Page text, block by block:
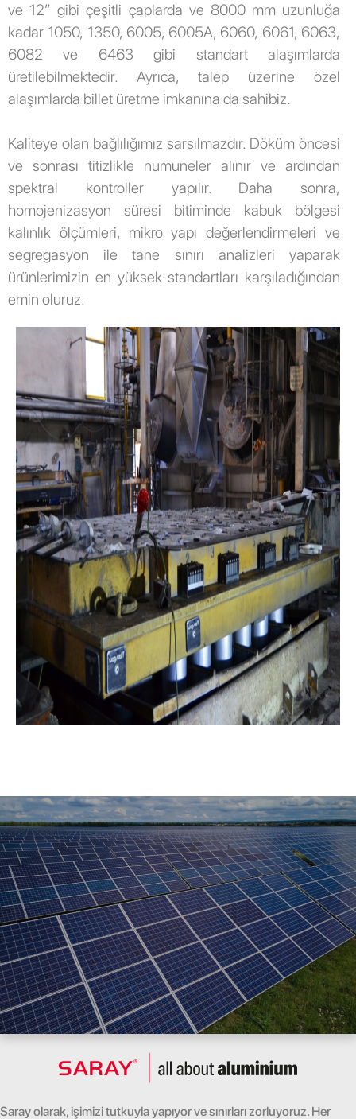
ve 12” gibi çeşitli çaplarda ve 8000 mm uzunluğa
kadar 1050, 1350, 6005, 6005A, 6060, 6061, 6063,
6082 ve 6463 gibi standart alaşımlarda
üretilebilmektedir. Ayrıca, talep üzerine özel
alaşımlarda billet üretme imkanına da sahibiz.
Kaliteye olan bağlılığımız sarsılmazdır. Döküm öncesi
ve sonrası titizlikle numuneler alınır ve ardından
spektral kontroller yapılır. Daha sonra,
homojenizasyon süresi bitiminde kabuk bölgesi
kalınlık ölçümleri, mikro yapı değerlendirmeleri ve
segregasyon ile tane sınırı analizleri yaparak
ürünlerimizin en yüksek standartları karşıladığından
emin oluruz.
Saray olarak, işimizi tutkuyla yapıyor ve sınırları zorluyoruz. Her